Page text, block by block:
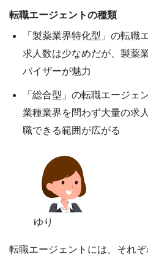
転職エージェントの種類
「製薬業界特化型」の転職
求人数は少なめだが、製薬
バイザーが魅力
「総合型」の転職エージェ
業種業界を問わず大量の求
職できる範囲が広がる
ゆり
転職エージェントには、それ